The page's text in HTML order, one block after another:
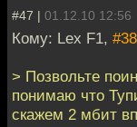
#47 | 01.12.10 12:56
Кому: Lex F1, #38
> Позвольте
понимаю что
скажем 2 мбит